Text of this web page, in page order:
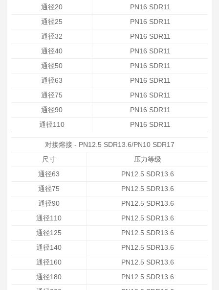
通径20
PN16 SDR11
通径25
PN16 SDR11
通径32
PN16 SDR11
通径40
PN16 SDR11
通径50
PN16 SDR11
通径63
PN16 SDR11
通径75
PN16 SDR11
通径90
PN16 SDR11
通径110
PN16 SDR11
对接熔接 - PN12.5 SDR13.6/PN10 SDR17
尺寸
压力等级
通径63
PN12.5 SDR13.6
通径75
PN12.5 SDR13.6
通径90
PN12.5 SDR13.6
通径110
PN12.5 SDR13.6
通径125
PN12.5 SDR13.6
通径140
PN12.5 SDR13.6
通径160
PN12.5 SDR13.6
通径180
PN12.5 SDR13.6